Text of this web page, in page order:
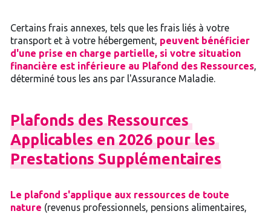
Certains frais annexes, tels que les frais liés à votre
transport et à votre hébergement, peuvent bénéficier
d'une prise en charge partielle, si votre situation
financière est inférieure au Plafond des Ressources,
déterminé tous les ans par l'Assurance Maladie.
PlafondsdesRessources
Applicablesen2026pourles
PrestationsSupplémentaires
Le plafond s'applique aux ressources de toute
nature (revenus professionnels, pensions alimentaires,